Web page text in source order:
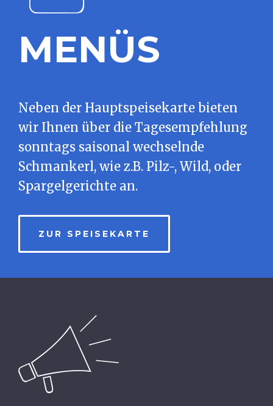
MENÜS
Neben der Hauptspeisekarte bieten
wir Ihnen über die Tagesempfehlung
sonntags saisonal wechselnde
Schmankerl, wie z.B. Pilz-, Wild, oder
Spargelgerichte an.
ZUR SPEISEKARTE